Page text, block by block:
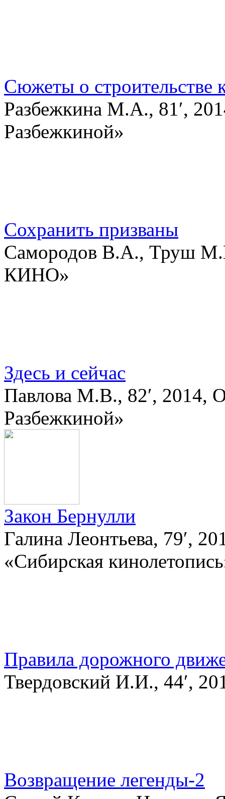
Сюжеты о строительстве
Разбежкина М.А., 81′,
Разбежкиной»
Сохранить призваны
Самородов В.А., Труш
КИНО»
Здесь и сейчас
Павлова М.В., 82′, 2014,
Разбежкиной»
Закон Бернулли
Галина Леонтьева, 79′,
«Сибирская
Правила дорожного
Твердовский И.И., 44′,
Возвращение легенды-2